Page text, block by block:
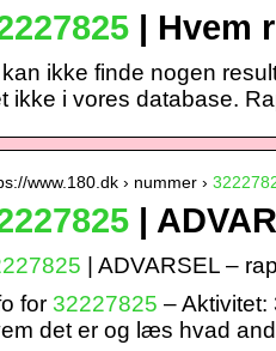
| Hvem
ikke finde nogen
ikke i vores database.
www.180.dk › nummer ›
|
| ADVARSEL –
for 32227825 – Aktivitet:
det er og læs hvad